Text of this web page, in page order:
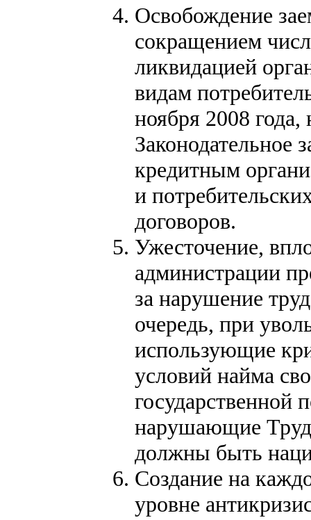
Освобождение
сокращением
ликвидацией
видам
ноября 2008 года,
Законодательное
кредитным
и
договоров.
Ужесточение,
администрации
за нарушение
очередь, при
использующие
условий найма
государственной
нарушающие
должны быть
Создание на
уровне